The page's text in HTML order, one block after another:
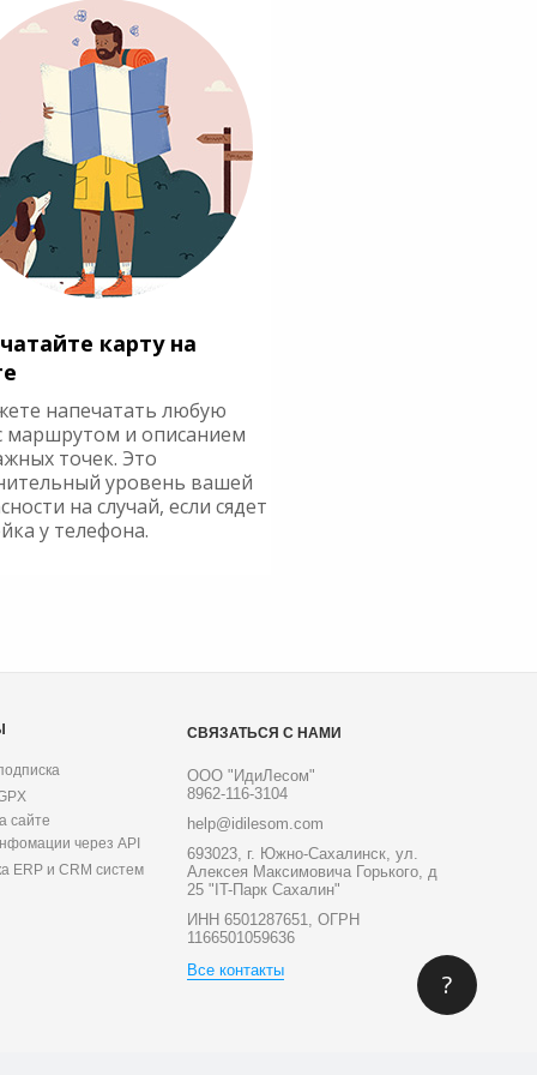
карту на
напечатать любую
маршрутом и описанием
точек. Это
уровень вашей
на случай, если сядет
у телефона.
сайте
через API
ERP и CRM систем
СВЯЗАТЬСЯ С НАМИ
ООО "ИдиЛесом"
8962-116-3104
help@idilesom.com
693023, г. Южно-Сахалинск, ул.
Алексея Максимовича Горького, д
25 "IT-Парк Сахалин"
ИНН 6501287651, ОГРН
1166501059636
Все контакты
?